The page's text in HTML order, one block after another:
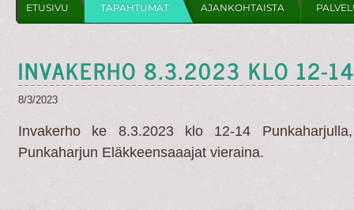
ETUSIVU TAPAHTUMAT AJANKOHTAISTA
INVAKERHO 8.3.2023 KLO 12-
8/3/2023
Invakerho ke 8.3.2023 klo 12-14
Punkaharjun Eläkkeensaaajat vieraina.